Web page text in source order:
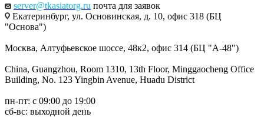
server@tkasiatorg.ru почта для заявок
Екатеринбург, ул. Основинская, д. 10, офис 318 (БЦ
"Основа")
Москва, Алтуфьевское шоссе, 48к2, офис 314 (БЦ "А-48")
China, Guangzhou, Room 1310, 13th Floor, Minggaocheng Office
Building, No. 123 Yingbin Avenue, Huadu District
пн-пт: с 09:00 до 19:00
сб-вс: выходной день